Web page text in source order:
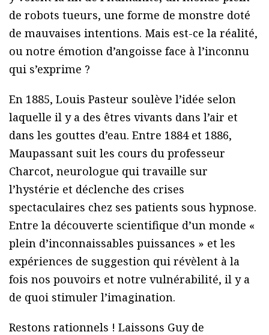
de robots tueurs, une forme de monstre doté
de mauvaises intentions. Mais est-ce la réalité,
ou notre émotion d’angoisse face à l’inconnu
qui s’exprime ?
En 1885, Louis Pasteur soulève l’idée selon
laquelle il y a des êtres vivants dans l’air et
dans les gouttes d’eau. Entre 1884 et 1886,
Maupassant suit les cours du professeur
Charcot, neurologue qui travaille sur
l’hystérie et déclenche des crises
spectaculaires chez ses patients sous hypnose.
Entre la découverte scientifique d’un monde «
plein d’inconnaissables puissances » et les
expériences de suggestion qui révèlent à la
fois nos pouvoirs et notre vulnérabilité, il y a
de quoi stimuler l’imagination.
Restons rationnels ! Laissons Guy de